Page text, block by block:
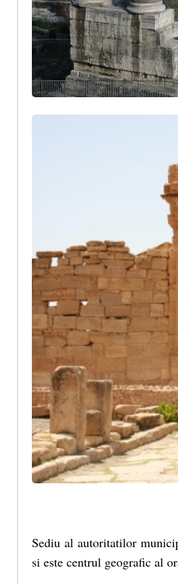
Sediu al autoritatilor
si este centrul geografic al